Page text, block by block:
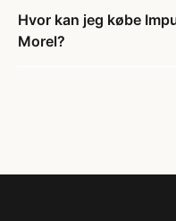
Hvor kan jeg købe
Morel?